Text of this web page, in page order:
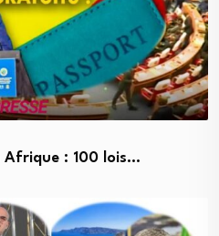
Afrique : 100 lois…